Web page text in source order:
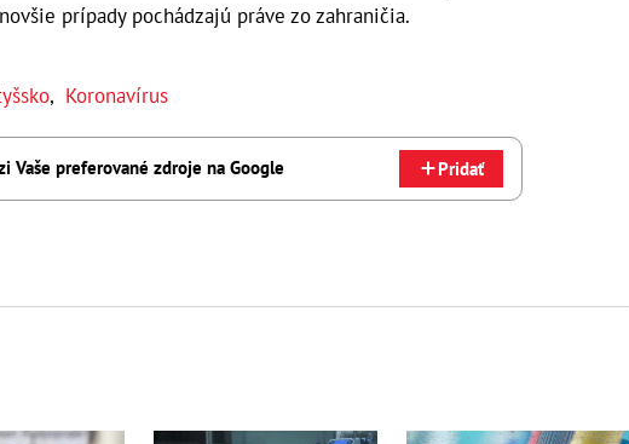
prípady pochádzajú práve zo zahraničia.
, Koronavírus
Vaše preferované zdroje na Google Pridať